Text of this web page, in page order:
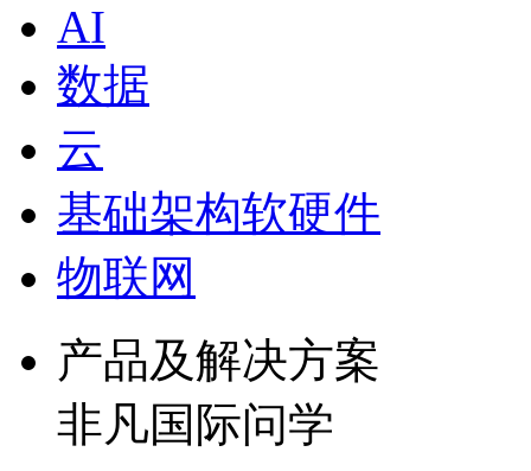
AI
数据
云
基础架构软硬件
物联网
产品及解决方案
非凡国际问学